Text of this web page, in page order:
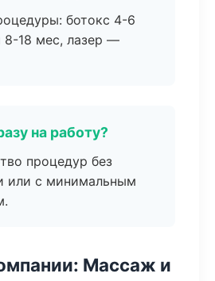
ботокс 4-6
8-18 мес, лазер —
на работу?
процедур без
или с минимальным
Массаж и